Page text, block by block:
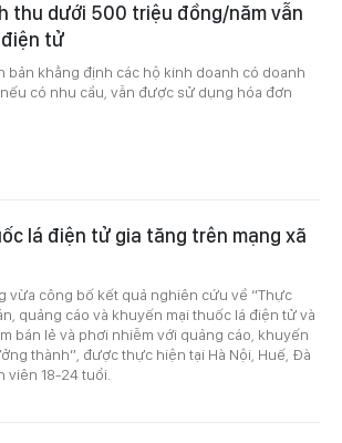
thu dưới 500 triệu đồng/năm vẫn
tử
bản khẳng định các hộ kinh doanh có doanh
có nhu cầu, vẫn được sử dụng hóa đơn
lá điện tử gia tăng trên mạng xã
vừa công bố kết quả nghiên cứu về “Thực
quảng cáo và khuyến mại thuốc lá điện tử và
bán lẻ và phơi nhiễm với quảng cáo, khuyến
thành”, được thực hiện tại Hà Nội, Huế, Đà
viên 18-24 tuổi.